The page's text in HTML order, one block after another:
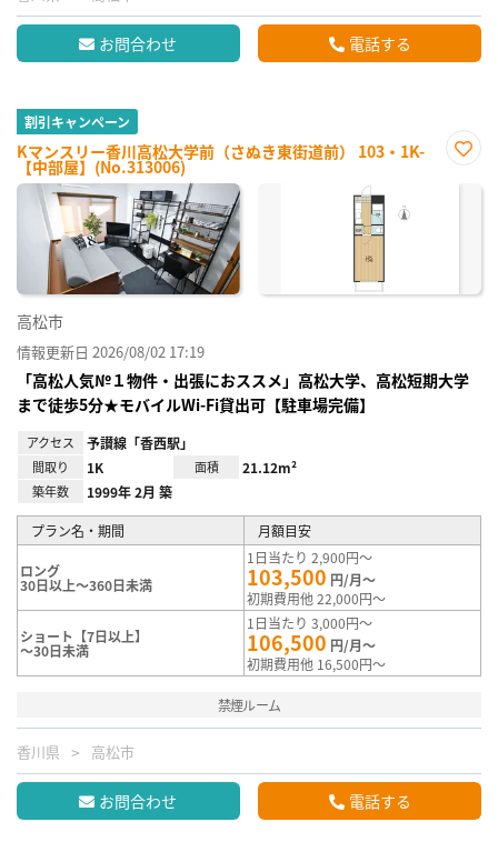
お問合わせ 電話する
割引キャンペーン
Kマンスリー香川高松大学前（さぬき東街道前） 103・1K-
【中部屋】(No.313006)
に入
高松市
情報更新日 2026/08/02 17:19
「高松人気№１物件・出張におススメ」高松大学、高松短期大学
まで徒歩5分★モバイルWi-Fi貸出可【駐車場完備】
アクセス 予讃線「香西駅」
間取り 1K 面積 21.12m²
築年数 1999年 2月 築
プラン名・期間 月額目安
ロング
30日以上～360日未満
1日当たり 2,900円～
103,500 円/月～
初期費用他 22,000円～
ショート【7日以上】
～30日未満
1日当たり 3,000円～
106,500 円/月～
初期費用他 16,500円～
禁煙ルーム
香川県 高松市
お問合わせ 電話する